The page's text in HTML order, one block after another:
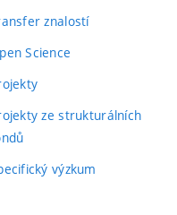
znalostí
Science
ze strukturálních
výzkum